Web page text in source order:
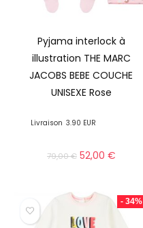
Pyjama interlock à
illustration THE MARC
JACOBS BEBE COUCHE
UNISEXE Rose
Livraison 3.90 EUR
79,00€ 52,00 €
- 34%